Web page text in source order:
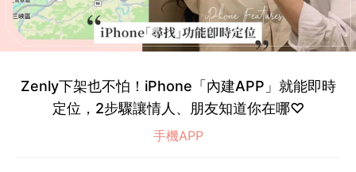
Zenly下架也不怕！iPhone「內建APP」就能即時
定位，2步驟讓情人、朋友知道你在哪♡
手機APP